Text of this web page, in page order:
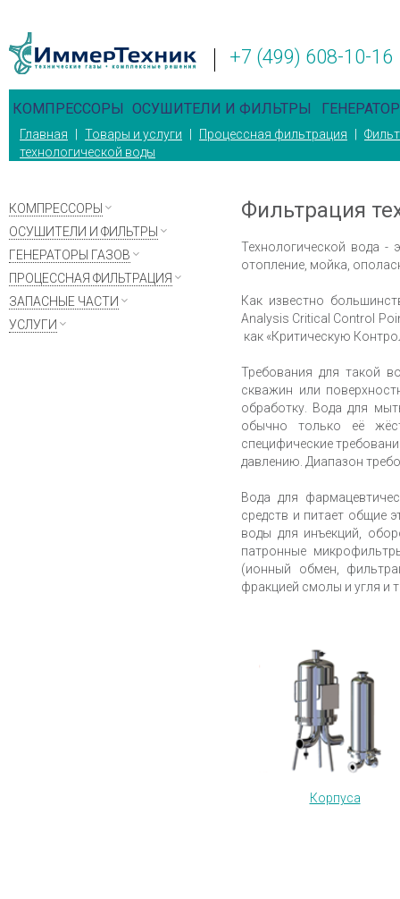
+7 (499) 608-10-16
КОМПРЕССОРЫ ОСУШИТЕЛИ И ФИЛЬТРЫ
Главная Товары и услуги Процессная фильтрация
технологической воды
КОМПРЕССОРЫ
ОСУШИТЕЛИ И ФИЛЬТРЫ
ГЕНЕРАТОРЫ ГАЗОВ
ПРОЦЕССНАЯ ФИЛЬТРАЦИЯ
ЗАПАСНЫЕ ЧАСТИ
УСЛУГИ
Фильтрация
Технологической вода -
отопление, мойка,
Как известно
Analysis Critical Control
как «Критическую
Требования для такой
скважин или
обработку. Вода для
обычно только её
специфические
давлению. Диапазон
Вода для
средств и питает общие
воды для инъекций,
патронные
(ионный обмен,
фракцией смолы и угля и
Корпуса